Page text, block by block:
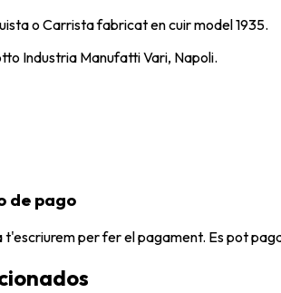
o Carrista fabricat en cuir model 1935.
Industria Manufatti Vari, Napoli.
de pago
per fer el pagament. Es pot